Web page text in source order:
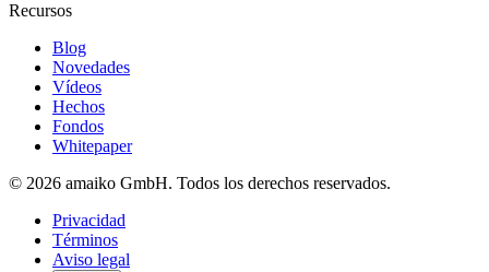
Recursos
Blog
Novedades
Vídeos
Hechos
Fondos
Whitepaper
© 2026 amaiko GmbH. Todos los derechos reservados.
Privacidad
Términos
Aviso legal